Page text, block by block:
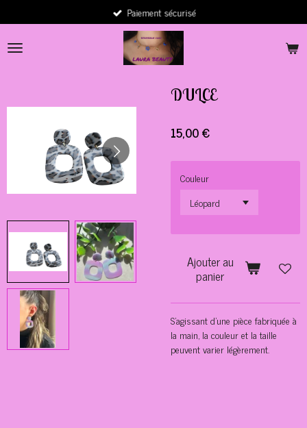
au
contenu
principal
Paiement sécurisé
DULCE
15,00 €
Couleur
Ajouter au
panier
S'agissant d'une pièce fabriquée à
la main, la couleur et la taille
peuvent varier légèrement.